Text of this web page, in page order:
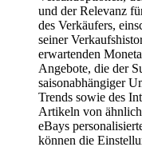
und der Relevanz
des Verkäufers,
seiner
erwartenden
Angebote, die der
saisonabhängiger
Trends sowie des
Artikeln von
eBays
können die